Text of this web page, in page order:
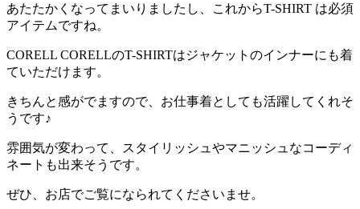
あたたかくなってまいりましたし、これからT-SHIRT は必須
アイテムですね。
CORELL CORELLのT-SHIRTはジャケットのインナーにも着
ていただけます。
きちんと感がでますので、お仕事着としても活躍してくれそ
うです♪
雰囲気が変わって、スタイリッシュやマニッシュなコーディ
ネートも出来そうです。
ぜひ、お店でご覧になられてくださいませ。